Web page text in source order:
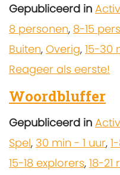
Gepubliceerd in
8 personen, 8-15
Buiten, Overig, 15-30
Reageer als eerste!
Woordbluffer
Gepubliceerd in
Spel, 30 min - 1 uur,
15-18 explorers, 18-